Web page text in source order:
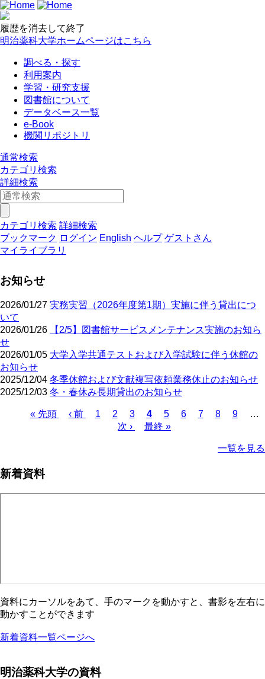
履歴を消去して終了
明治薬科大学ホームページはこちら
調べる・探す
利用案内
学習・研究支援
図書館について
データベース一覧
e-Book
機関リポジトリ
通常検索
カテゴリ検索
詳細検索
カテゴリ検索 詳細検索
ブックマーク ログイン English ヘルプ ゲストさん
マイライブラリ
お知らせ
2026/01/27 実務実習（2026年度第1期）実施に伴う貸出につ
いて
2026/01/26
【2/5】図書館サービスメンテナンス実施のお知ら
せ
2026/01/05 大学入学共通テストおよび入学試験に伴う休館の
お知らせ
2025/12/04 冬季休館および文献複写依頼業務休止のお知らせ
2025/12/03 冬・春休み長期貸出のお知らせ
り
先
« 先頭
前
‹ 前
ペ
1
ペ
ー
2
ペ
ー
3
カ
レ
4
ペ
ー
5
ペ
6
ペ
7
ペ
8
ペ
9
…
次
次 ›
最
最終 »
一覧を見る
新着資料
資料にカーソルをあて、手のマークを動かすと、書影を左右に
動かすことができます
新着資料一覧ページへ
明治薬科大学の資料